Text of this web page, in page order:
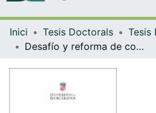
Inici Tesis Doctorals
Desafío y reforma de conocimiento en las profesiones de salud: Competencia relacional, comunicación y excelencia en el caso de Enfermería